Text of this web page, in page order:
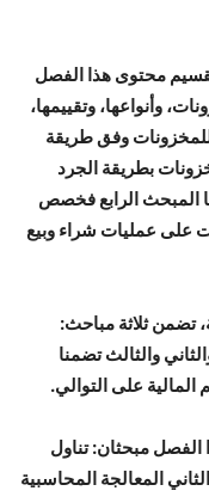
محتوى هذا الفصل
وأنواعها، وتقييمها،
للمخزونات وفق طريقة
بطريقة الجرد
المبحث الرابع فخصص
على عمليات شراء وبيع
،تضمن ثلاثة مباحث:
والثالث تضمنا
على التوالي.
الفصل مبحثان: تناول
المعالجة المحاسبية